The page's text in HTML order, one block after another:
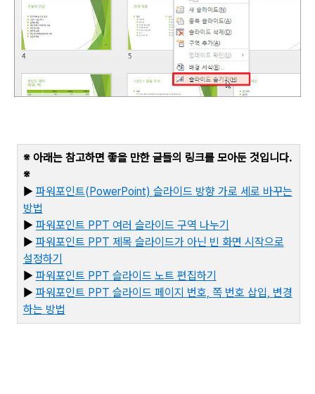
※ 아래는 참고하면 좋을 만한 글들의 링크를 모아둔 것입니다.
※
▶ 파워포인트(PowerPoint) 슬라이드 방향 가로 세로 바꾸는
방법
▶ 파워포인트 PPT 여러 슬라이드 구역 나누기
▶ 파워포인트 PPT 제목 슬라이드가 아닌 빈 화면 시작으로
설정하기
▶ 파워포인트 PPT 슬라이드 노트 편집하기
▶ 파워포인트 PPT 슬라이드 페이지 번호, 쪽 번호 삽입, 변경
하는 방법